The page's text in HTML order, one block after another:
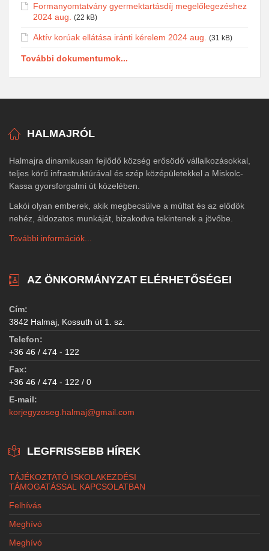
Formanyomtatvány gyermektartásdíj megelőlegezéshez
2024 aug.
(22 kB)
Aktív korúak ellátása iránti kérelem 2024 aug. (31 kB)
További dokumentumok...
HALMAJRÓL
Halmajra dinamikusan fejlődő község erősödő vállalkozásokkal,
teljes körű infrastruktúrával és szép középületekkel a Miskolc-
Kassa gyorsforgalmi út közelében.
Lakói olyan emberek, akik megbecsülve a múltat és az elődök
nehéz, áldozatos munkáját, bizakodva tekintenek a jövőbe.
További információk...
AZ ÖNKORMÁNYZAT ELÉRHETŐSÉGEI
Cím:
3842 Halmaj, Kossuth út 1. sz.
Telefon:
+36 46 / 474 - 122
Fax:
+36 46 / 474 - 122 / 0
E-mail:
korjegyzoseg.halmaj@gmail.com
LEGFRISSEBB HÍREK
TÁJÉKOZTATÓ ISKOLAKEZDÉSI
TÁMOGATÁSSAL KAPCSOLATBAN
Felhívás
Meghívó
Meghívó